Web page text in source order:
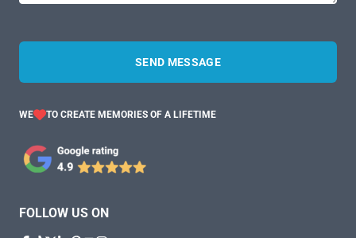
SEND MESSAGE
WE TO CREATE MEMORIES OF A LIFETIME
FOLLOW US ON